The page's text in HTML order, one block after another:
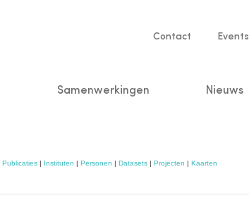
Service
Contact Events
Samenwerkingen Nieuws
Publicaties| Instituten | Personen | Datasets| Projecten | Kaarten